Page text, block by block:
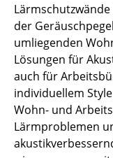
Kinderzimmer
Arbeitszimmer
Diele
Badezimmer
Stauraum
Balkon &
der
umliegenden
Lösungen für
auch für
individuellem
Wohn- und
Lärmproblemen